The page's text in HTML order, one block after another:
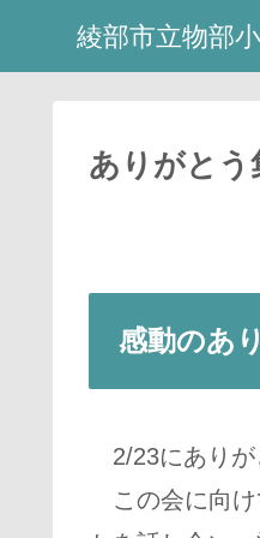
綾部市立物部
ありがとう
感動のあ
2/23にありが
この会に向け